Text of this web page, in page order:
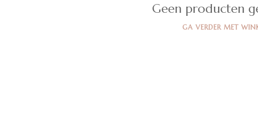
Geen producten
GA VERDER MET